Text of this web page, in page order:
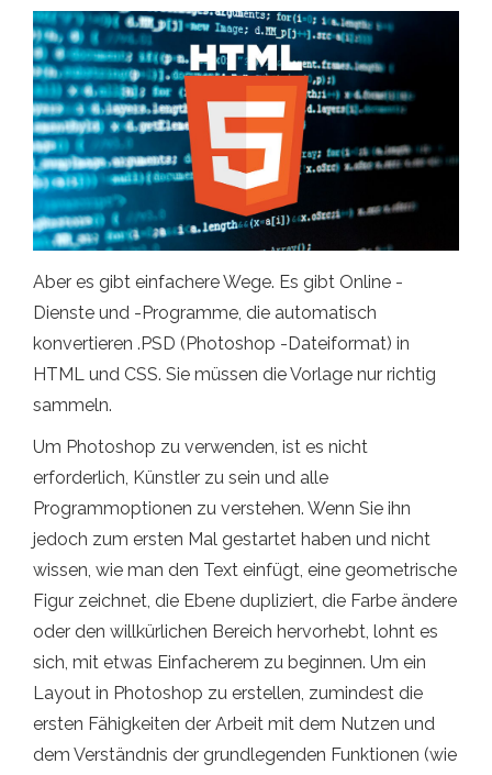
Aber es gibt einfachere Wege. Es gibt Online -
Dienste und -Programme, die automatisch
konvertieren .PSD (Photoshop -Dateiformat) in
HTML und CSS. Sie müssen die Vorlage nur richtig
sammeln.
Um Photoshop zu verwenden, ist es nicht
erforderlich, Künstler zu sein und alle
Programmoptionen zu verstehen. Wenn Sie ihn
jedoch zum ersten Mal gestartet haben und nicht
wissen, wie man den Text einfügt, eine geometrische
Figur zeichnet, die Ebene dupliziert, die Farbe ändere
oder den willkürlichen Bereich hervorhebt, lohnt es
sich, mit etwas Einfacherem zu beginnen. Um ein
Layout in Photoshop zu erstellen, zumindest die
ersten Fähigkeiten der Arbeit mit dem Nutzen und
dem Verständnis der grundlegenden Funktionen (wie